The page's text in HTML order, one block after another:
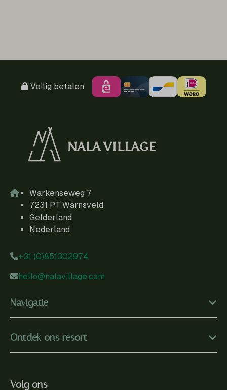
Veilig betalen
Warkenseweg 7
7231 PT Warnsveld
Gelderland
Nederland
+31 (0)851302974
hello@nalavillage.com
Navigatie
Ontdek ons resort
Volg ons